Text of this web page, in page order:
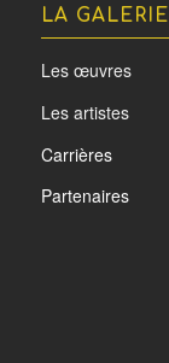
LA GALERIE
Les œuvres
Les artistes
Carrières
Partenaires